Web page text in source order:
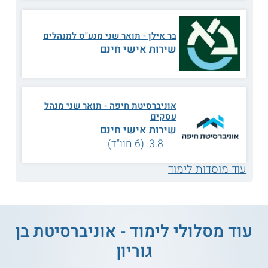
נושאי הלימוד
מדיניות ואסטרטגיה ניהול שיווק
עקרונות בחשבונאות חקר שווקים
אסטרטגיה תחרותית יזמות עסקית
אסטרטגיה בינלאומית ניהול בינלאומי
מדעי ההתנהגות בניהול כלכלה ניהולית
בר אילן - תואר שני מנע"ס למנהלים
שירות אישי חינם
אוניברסיטת חיפה - תואר שני מנהל
עסקים
שירות אישי חינם
3.8 (6 חוו"ד)
עוד מוסדות לימוד
עוד מסלולי לימוד - אוניברסיטת בן
גוריון